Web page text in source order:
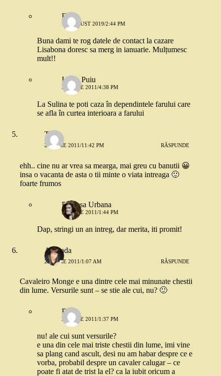
Elena
12 AUGUST 2019/2:44 PM
Buna dami te rog datele de contact la cazare
Lisabona doresc sa merg in ianuarie. Mulțumesc
mult!!
Iulian Puiu
27 IULIE 2011/4:38 PM
La Sulina te poti caza în dependintele farului care
se afla în curtea interioara a farului
Table
20 IULIE 2011/11:42 PM RĂSPUNDE
ehh.. cine nu ar vrea sa mearga, mai greu cu banutii 😀
insa o vacanta de asta o tii minte o viata intreaga 🙂
foarte frumos
Printesa Urbana
21 IULIE 2011/1:44 PM
Dap, stringi un an intreg, dar merita, iti promit!
Andrada
21 IULIE 2011/1:07 AM RĂSPUNDE
Cavaleiro Monge e una dintre cele mai minunate chestii
din lume. Versurile sunt – se stie ale cui, nu? 🙂
Robo
21 IULIE 2011/1:37 PM
nu! ale cui sunt versurile?
e una din cele mai triste chestii din lume, imi vine
sa plang cand ascult, desi nu am habar despre ce e
vorba, probabil despre un cavaler calugar – ce
poate fi atat de trist la el? ca la iubit oricum a